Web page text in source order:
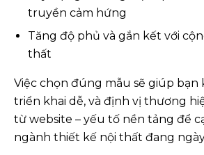
truyền cảm hứng
Tăng độ phủ và gắn kết với
thất
Việc chọn đúng mẫu sẽ giúp bạn
triển khai dễ, và định vị thương
từ website – yếu tố nền tảng để
ngành thiết kế nội thất đang